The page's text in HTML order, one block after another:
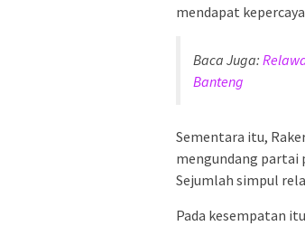
mendapat
Baca Juga:
Banteng
Sementara itu,
mengundang partai
Sejumlah simpul
Pada kesempatan